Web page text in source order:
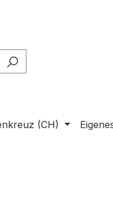
(CH)